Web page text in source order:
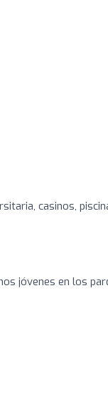
casinos,
jóvenes en los